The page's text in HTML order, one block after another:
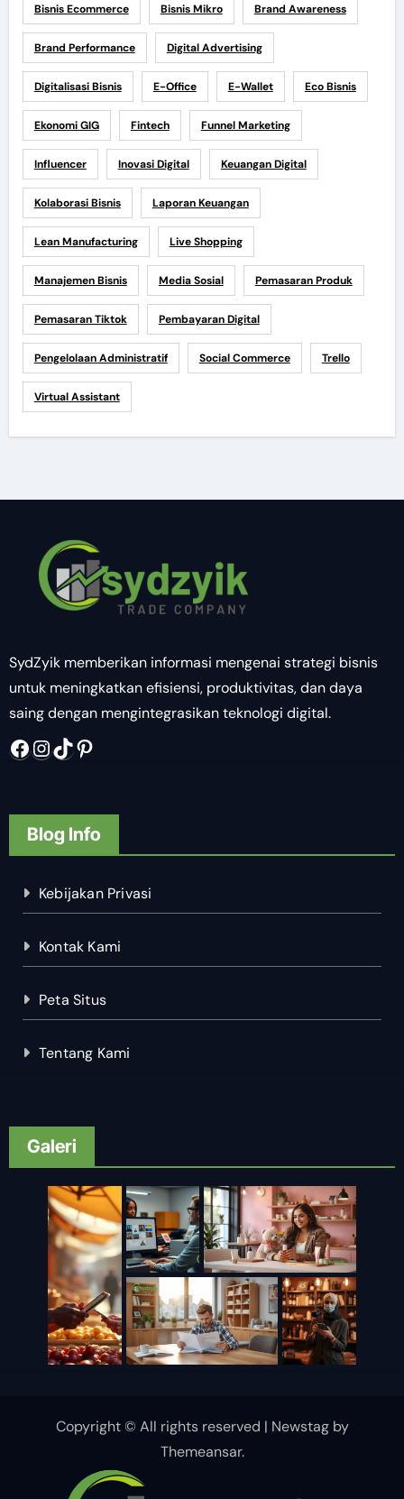
Bisnis Ecommerce Bisnis Mikro Brand Awareness
Brand Performance Digital Advertising
Digitalisasi Bisnis E-Office E-Wallet Eco Bisnis
Ekonomi GIG Fintech Funnel Marketing
Influencer Inovasi Digital Keuangan Digital
Kolaborasi Bisnis Laporan Keuangan
Lean Manufacturing Live Shopping
Manajemen Bisnis Media Sosial Pemasaran Produk
Pemasaran Tiktok Pembayaran Digital
Pengelolaan Administratif Social Commerce Trello
Virtual Assistant
SydZyik memberikan informasi mengenai strategi bisnis
untuk meningkatkan efisiensi, produktivitas, dan daya
saing dengan mengintegrasikan teknologi digital.
Facebook
Instagram
TikTok
Pinterest
Blog Info
Kebijakan Privasi
Kontak Kami
Peta Situs
Tentang Kami
Galeri
Copyright © All rights reserved | Newstagby
Themeansar.